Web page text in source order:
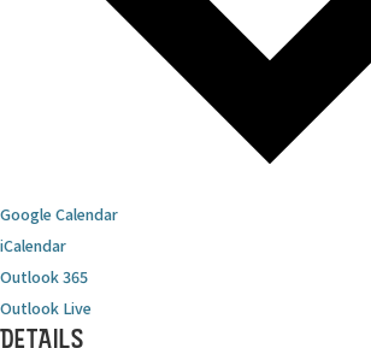
Google Calendar
iCalendar
Outlook 365
Outlook Live
DETAILS